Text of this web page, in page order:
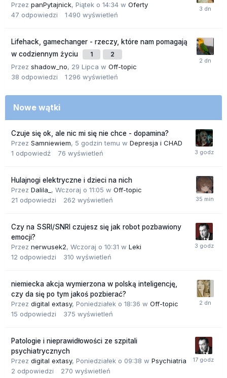
Przez panPytajnick, Piątek o 14:34 w Oferty
47 odpowiedzi 1 490 wyświetleń
Lifehack, gamechanger - rzeczy, które nam pomagają
w codziennym życiu
1 2
Przez shadow_no, 29 Lipca w Off-topic
38 odpowiedzi 1 296 wyświetleń
Nowe wątki
Czuje się ok, ale nic mi się nie chce - dopamina?
Przez Samniewiem, 5 godzin temu w Depresja i CHAD
1 odpowiedź 76 wyświetleń
Hulajnogi elektryczne i dzieci na nich
Przez Dalila_ , Wczoraj o 11:05 w Off-topic
21 odpowiedzi 262 wyświetleń
Czy na SSRI/SNRI czujesz się jak robot pozbawiony
emocji?
Przez nerwusek2, Wczoraj o 10:31 w Leki
12 odpowiedzi 310 wyświetleń
niemiecka akcja wymierzona w polską inteligencję,
czy da się po tym jakoś pozbierać?
Przez digital extasy, Poniedziałek o 18:36 w Off-topic
15 odpowiedzi 375 wyświetleń
Patologie i nieprawidłowości ze szpitali
psychiatrycznych
Przez digital extasy, Poniedziałek o 09:38 w Psychiatria
2 odpowiedzi 270 wyświetleń